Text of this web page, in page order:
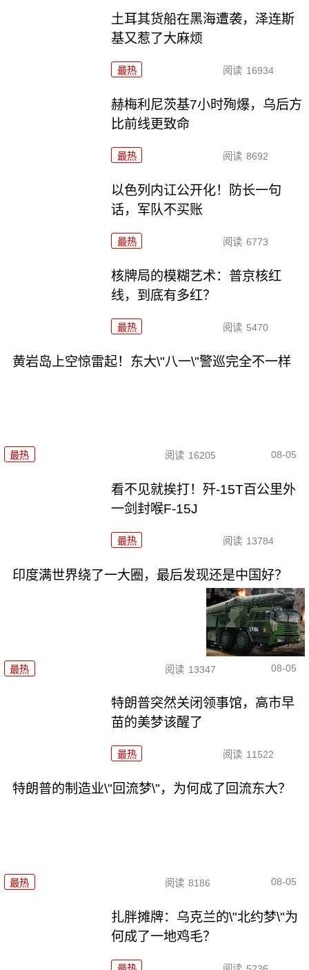
土耳其货船在黑海遭袭，泽连斯
基又惹了大麻烦
最热 阅读 16934
赫梅利尼茨基7小时殉爆，乌后方
比前线更致命
最热 阅读 8692
以色列内讧公开化！防长一句
话，军队不买账
最热 阅读 6773
核牌局的模糊艺术：普京核红
线，到底有多红？
最热 阅读 5470
黄岩岛上空惊雷起！东大\"八一\"警巡完全不一样
最热 阅读 16205 08-05
看不见就挨打！歼-15T百公里外
一剑封喉F-15J
最热 阅读 13784
印度满世界绕了一大圈，最后发现还是中国好？
最热 阅读 13347 08-05
特朗普突然关闭领事馆，高市早
苗的美梦该醒了
最热 阅读 11522
特朗普的制造业\"回流梦\"，为何成了回流东大？
最热 阅读 8186 08-05
扎胖摊牌：乌克兰的\"北约梦\"为
何成了一地鸡毛？